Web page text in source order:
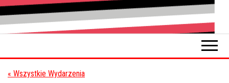
« Wszystkie Wydarzenia